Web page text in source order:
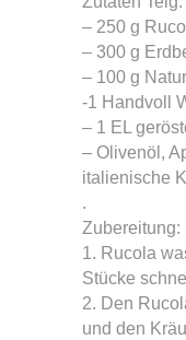
– 250 g
– 300 g
– 100 g
-1 Handvoll
– 1 EL
– Olivenöl,
italienische
.
Zubereitung:
1. Rucola
Stücke
2. Den
und den